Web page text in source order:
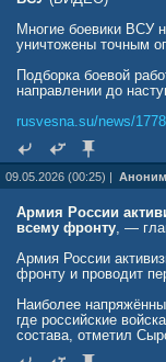
Многие боевики ВСУ
уничтожены точным
Подборка боевой
направлении до
rusvesna.su/news/
09.05.2026 (00:25) |
Армия России
всему фронту, —
Армия России
фронту и проводит
Наиболее
где российские
состава, отметил